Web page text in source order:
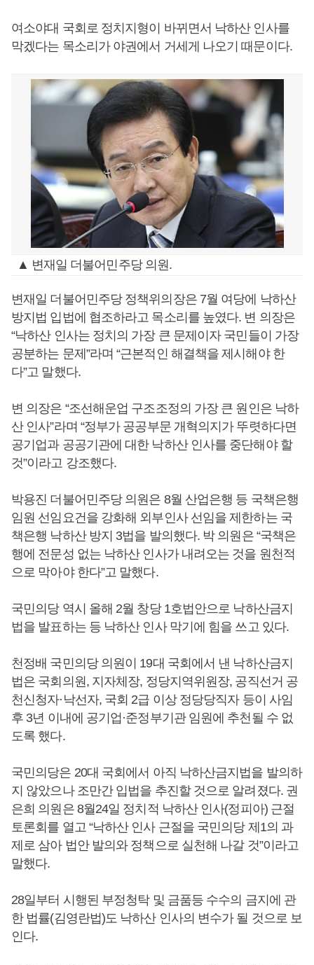
여소야대 국회로 정치지형이 바뀌면서 낙하산 인사를
막겠다는 목소리가 야권에서 거세게 나오기 때문이다.
▲ 변재일 더불어민주당 의원.
변재일 더불어민주당 정책위의장은 7월 여당에 낙하산
방지법 입법에 협조하라고 목소리를 높였다. 변 의장은
“낙하산 인사는 정치의 가장 큰 문제이자 국민들이 가장
공분하는 문제”라며 “근본적인 해결책을 제시해야 한
다”고 말했다.
변 의장은 “조선해운업 구조조정의 가장 큰 원인은 낙하
산 인사”라며 “정부가 공공부문 개혁의지가 뚜렷하다면
공기업과 공공기관에 대한 낙하산 인사를 중단해야 할
것”이라고 강조했다.
박용진 더불어민주당 의원은 8월 산업은행 등 국책은행
임원 선임요건을 강화해 외부인사 선임을 제한하는 국
책은행 낙하산 방지 3법을 발의했다. 박 의원은 “국책은
행에 전문성 없는 낙하산 인사가 내려오는 것을 원천적
으로 막아야 한다”고 말했다.
국민의당 역시 올해 2월 창당 1호법안으로 낙하산금지
법을 발표하는 등 낙하산 인사 막기에 힘을 쓰고 있다.
천정배 국민의당 의원이 19대 국회에서 낸 낙하산금지
법은 국회의원, 지자체장, 정당지역위원장, 공직선거 공
천신청자·낙선자, 국회 2급 이상 정당당직자 등이 사임
후 3년 이내에 공기업·준정부기관 임원에 추천될 수 없
도록 했다.
국민의당은 20대 국회에서 아직 낙하산금지법을 발의하
지 않았으나 조만간 입법을 추진할 것으로 알려졌다. 권
은희 의원은 8월24일 정치적 낙하산 인사(정피아) 근절
토론회를 열고 “낙하산 인사 근절을 국민의당 제1의 과
제로 삼아 법안 발의와 정책으로 실천해 나갈 것”이라고
말했다.
28일부터 시행된 부정청탁 및 금품등 수수의 금지에 관
한 법률(김영란법)도 낙하산 인사의 변수가 될 것으로 보
인다.